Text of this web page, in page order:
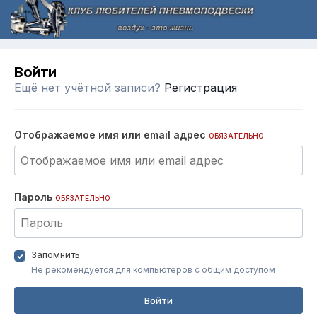
Войти
Ещё нет учётной записи? Регистрация
Отображаемое имя или email адрес ОБЯЗАТЕЛЬНО
Пароль ОБЯЗАТЕЛЬНО
Запомнить
Не рекомендуется для компьютеров с общим доступом
Войти